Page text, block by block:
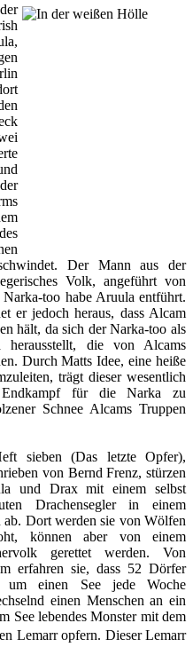
Der Mann aus der
Volk, angeführt von
too habe Aruula entführt.
er jedoch heraus, dass Alcam
hält, da sich der Narka-too als
die von Alcams
Durch Matts Idee, eine heiße
trägt dieser wesentlich
Endkampf für die Narka zu
Schnee Alcams Truppen
sieben (Das letzte Opfer),
von Bernd Frenz, stürzen
und Drax mit einem selbst
Drachensegler in einem
ab. Dort werden sie von Wölfen
können aber von einem
gerettet werden. Von
erfahren sie, dass 52 Dörfer
um einen See jede Woche
einen Menschen an ein
See lebendes Monster mit dem
Lemarr opfern. Dieser Lemarr